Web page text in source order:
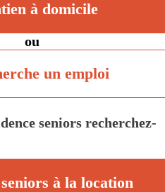
à domicile
ou
un emploi
seniors recherchez-
à la location